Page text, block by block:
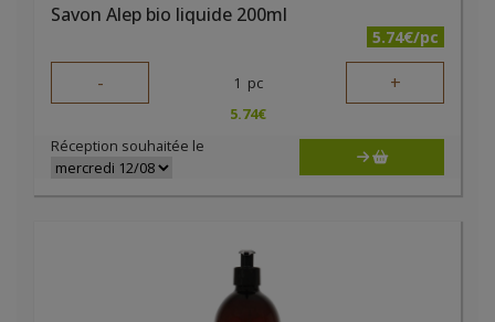
Savon Alep bio liquide 200ml
5.74€/pc
- 1 pc +
5.74€
Réception souhaitée le